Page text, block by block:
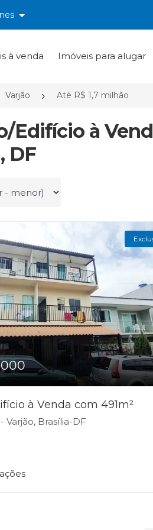
à venda Imóveis para alugar
Varjão Até R$ 1,7 milhão
Edifício à
DF
à Venda com 491m²
Varjão, Brasília-DF